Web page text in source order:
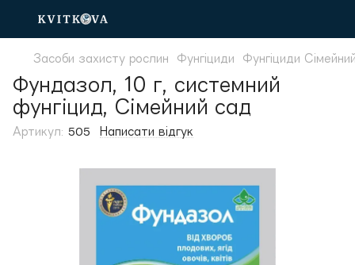
Засоби захисту рослин Фунгіциди Фунгіциди
Фундазол, 10 г, системний
фунгіцид, Сімейний сад
Артикул: 505 Написати відгук